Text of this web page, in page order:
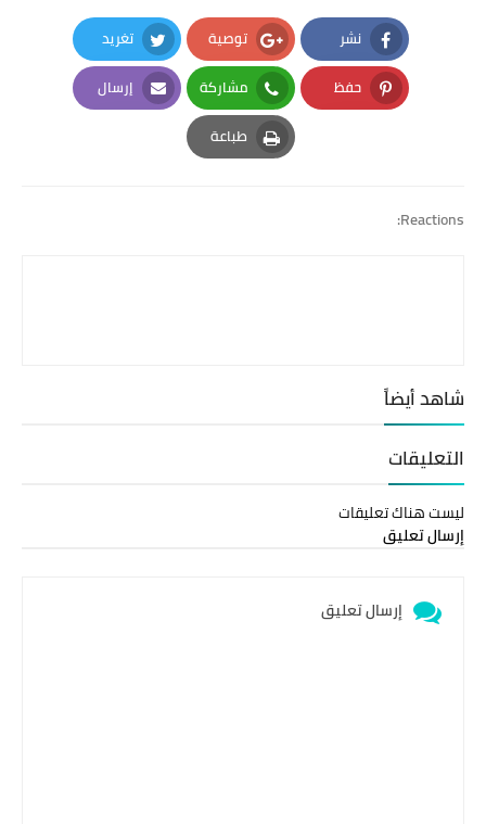
نشر
Facebook
توصية
Google Plus
تغريد
Twitter
حفظ
Pinterest
مشاركة
Whatsapp
إرسال
Email
طباعة
Print
Reactions:
شاهد أيضاً
التعليقات
ليست هناك تعليقات
إرسال تعليق
إرسال تعليق